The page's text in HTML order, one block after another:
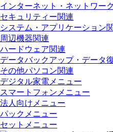
インターネット・ネットワー
セキュリティー関連
システム・アプリケーション
周辺機器関連
ハードウェア関連
データバックアップ・データ
その他パソコン関連
デジタル家電メニュー
スマートフォンメニュー
法人向けメニュー
パックメニュー
セットメニュー